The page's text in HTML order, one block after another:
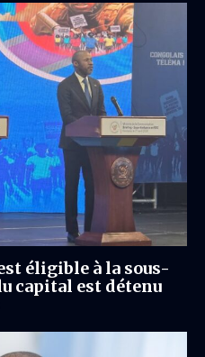
éligible à la sous-
capital est détenu